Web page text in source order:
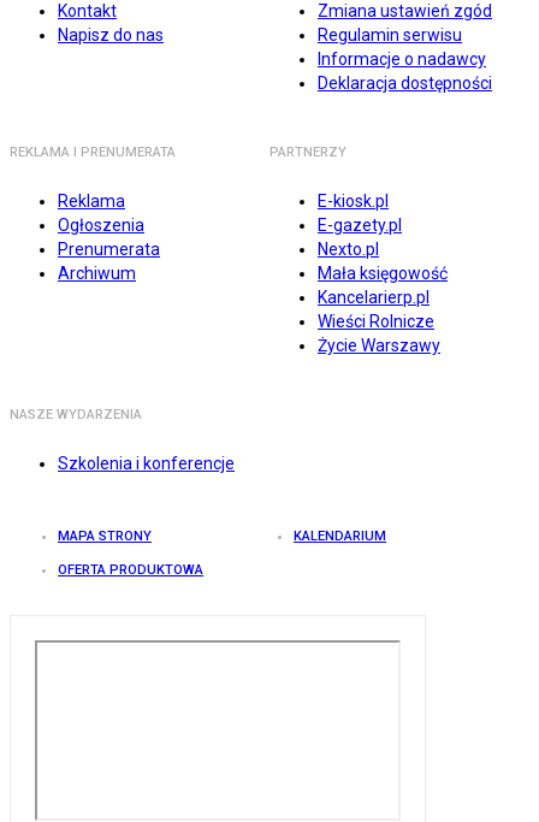
Kontakt
Napisz do nas
Zmiana ustawień zgód
Regulamin serwisu
Informacje o nadawcy
Deklaracja dostępności
REKLAMA I PRENUMERATA
Reklama
Ogłoszenia
Prenumerata
Archiwum
PARTNERZY
E-kiosk.pl
E-gazety.pl
Nexto.pl
Mała księgowość
Kancelarierp.pl
Wieści Rolnicze
Życie Warszawy
NASZE WYDARZENIA
Szkolenia i konferencje
MAPA STRONY KALENDARIUM
OFERTA PRODUKTOWA